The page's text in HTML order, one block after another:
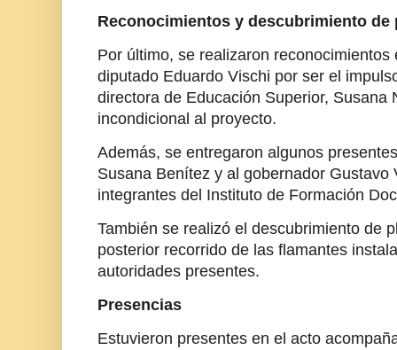
Reconocimientos y descubrimiento de
Por último, se realizaron reconocimientos
diputado Eduardo Vischi por ser el
directora de Educación Superior, Susana
incondicional al proyecto.
Además, se entregaron algunos
Susana Benítez y al gobernador Gustavo
integrantes del Instituto de Formación
También se realizó el descubrimiento de
posterior recorrido de las flamantes
autoridades presentes.
Presencias
Estuvieron presentes en el acto